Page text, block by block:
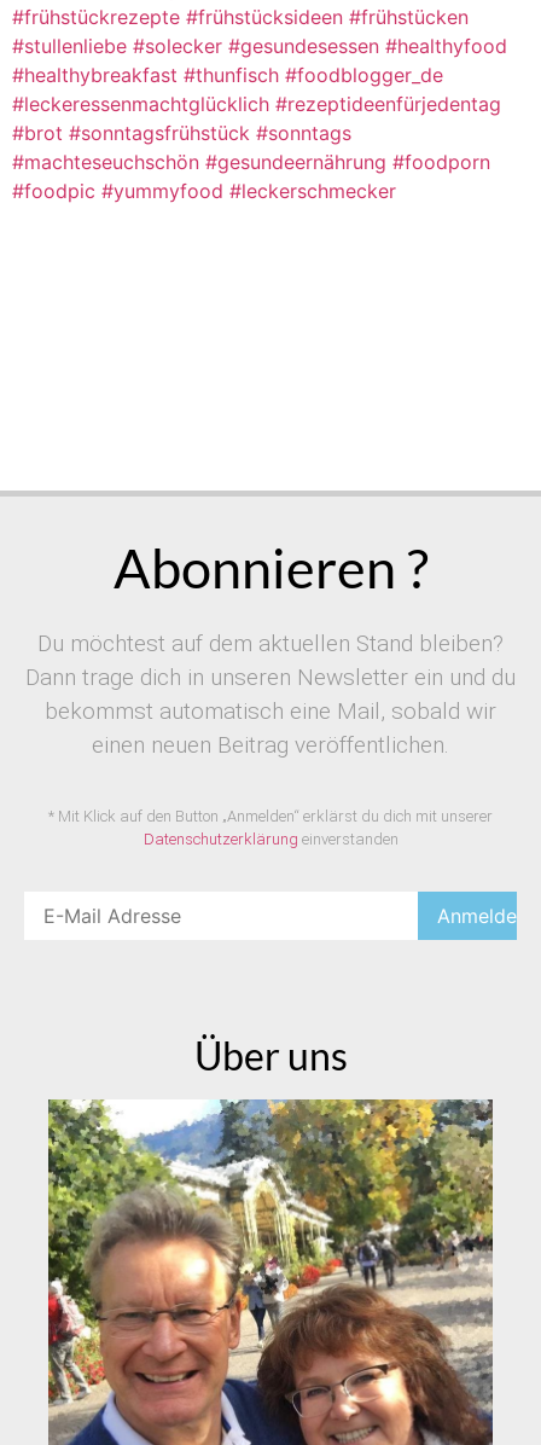
Abonnieren ?
Du möchtest auf dem aktuellen Stand bleiben?
Dann trage dich in unseren Newsletter ein und du
bekommst automatisch eine Mail, sobald wir
einen neuen Beitrag veröffentlichen.
* Mit Klick auf den Button „Anmelden“ erklärst du dich mit unserer
Datenschutzerklärung einverstanden
Über uns